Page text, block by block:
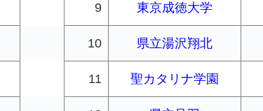
9 東京成徳大学
10 県立湯沢翔北
11 聖カタリナ学園